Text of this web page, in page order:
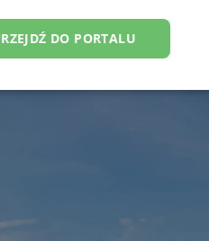
DO PORTALU
Niesklasyfikowane